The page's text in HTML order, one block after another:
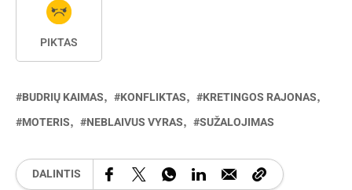
PIKTAS
BUDRIŲ KAIMAS KONFLIKTAS
KRETINGOS RAJONAS
MOTERIS
NEBLAIVUS VYRAS SUŽALOJIMAS
DALINTIS